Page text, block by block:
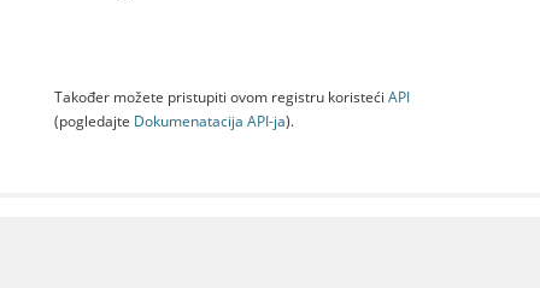
Također možete pristupiti ovom registru koristeći API
(pogledajte Dokumenаtаcijа API-jа).